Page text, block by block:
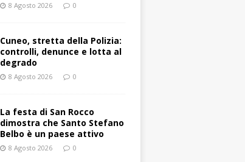
8 Agosto 2026 0
Cuneo, stretta della Polizia:
controlli, denunce e lotta al
degrado
8 Agosto 2026 0
La festa di San Rocco
dimostra che Santo Stefano
Belbo è un paese attivo
8 Agosto 2026 0